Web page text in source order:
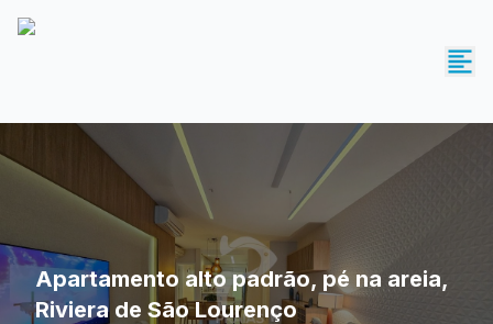
Apartamento alto padrão, pé na areia,
Riviera de São Lourenço